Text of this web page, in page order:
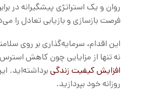
روان و یک استراتژی پیشگیرانه در
فرصت بازسازی و بازیابی تعادل را
این اقدام، سرمایه‌گذاری بر روی
نه تنها از مزایایی چون کاهش
افزایش کیفیت زندگیبرداشته‌اید.
روزانه خود بپردازید.